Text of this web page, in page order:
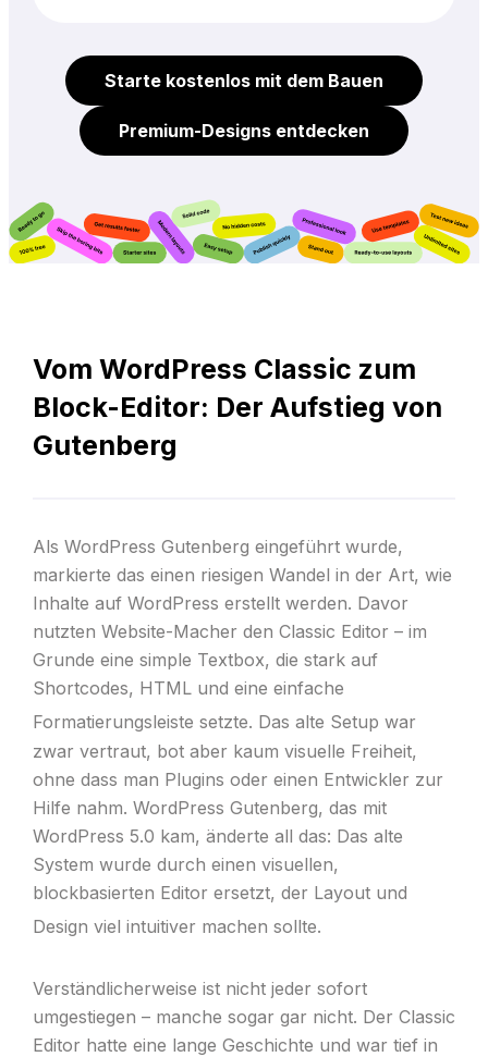
Starte kostenlos mit dem Bauen
Premium-Designs entdecken
Vom WordPress Classic zum
Block-Editor: Der Aufstieg von
Gutenberg
Als WordPress Gutenberg eingeführt wurde,
markierte das einen riesigen Wandel in der Art, wie
Inhalte auf WordPress erstellt werden. Davor
nutzten Website-Macher den Classic Editor – im
Grunde eine simple Textbox, die stark auf
Shortcodes, HTML und eine einfache
Formatierungsleiste setzte. Das alte Setup war
zwar vertraut, bot aber kaum visuelle Freiheit,
ohne dass man Plugins oder einen Entwickler zur
Hilfe nahm. WordPress Gutenberg, das mit
WordPress 5.0 kam, änderte all das: Das alte
System wurde durch einen visuellen,
blockbasierten Editor ersetzt, der Layout und
Design viel intuitiver machen sollte.
Verständlicherweise ist nicht jeder sofort
umgestiegen – manche sogar gar nicht. Der Classic
Editor hatte eine lange Geschichte und war tief in